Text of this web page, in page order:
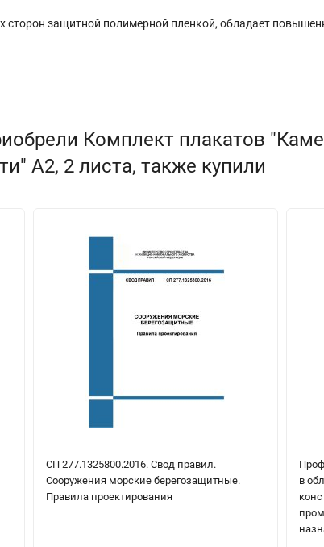
сторон защитной полимерной пленкой, обладает
Комплект плакатов
А2, 2 листа, также купили
СП 277.1325800.2016. Свод правил.
Сооружения морские берегозащитные.
Правила проектирования
в